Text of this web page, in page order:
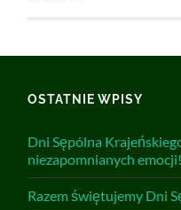
OSTATNIE WPISY
Dni Sępólna
niezapomnianych emocji!
Razem świętujemy Dni